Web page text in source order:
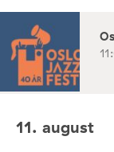
11. august